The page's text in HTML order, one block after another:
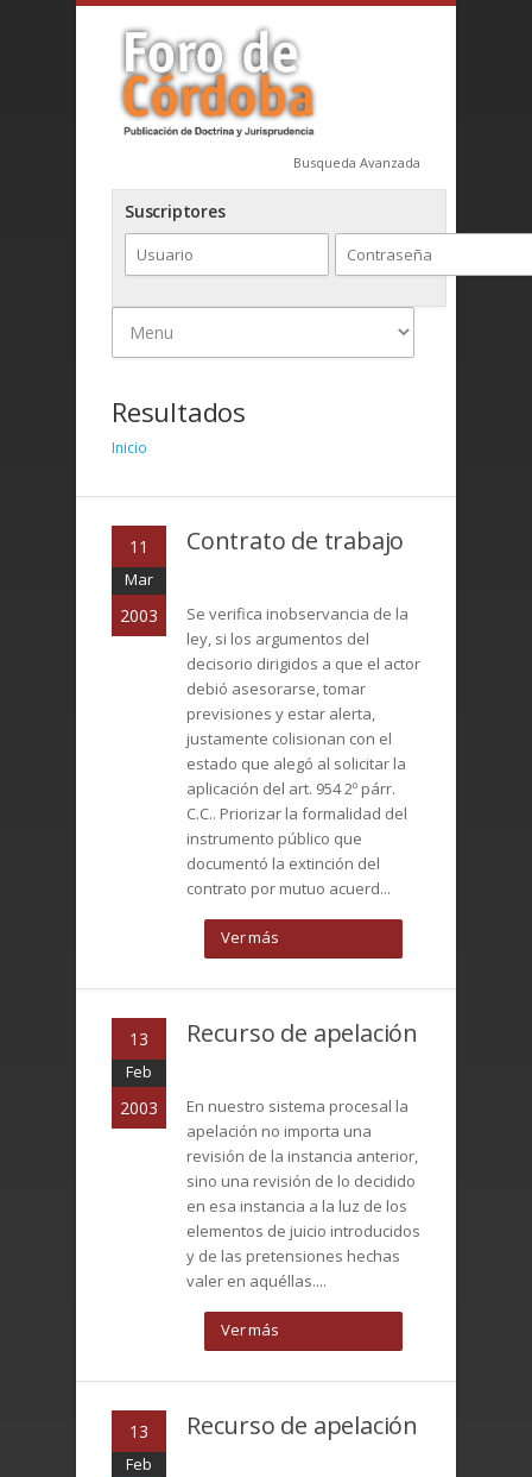
Busqueda Avanzada
Suscriptores
Resultados
Inicio
11
Mar
2003
Contrato de trabajo
Se verifica inobservancia de la
ley, si los argumentos del
decisorio dirigidos a que el actor
debió asesorarse, tomar
previsiones y estar alerta,
justamente colisionan con el
estado que alegó al solicitar la
aplicación del art. 954 2º párr.
C.C.. Priorizar la formalidad del
instrumento público que
documentó la extinción del
contrato por mutuo acuerd...
Ver más
13
Feb
2003
Recurso de apelación
En nuestro sistema procesal la
apelación no importa una
revisión de la instancia anterior,
sino una revisión de lo decidido
en esa instancia a la luz de los
elementos de juicio introducidos
y de las pretensiones hechas
valer en aquéllas....
Ver más
13
Feb
Recurso de apelación